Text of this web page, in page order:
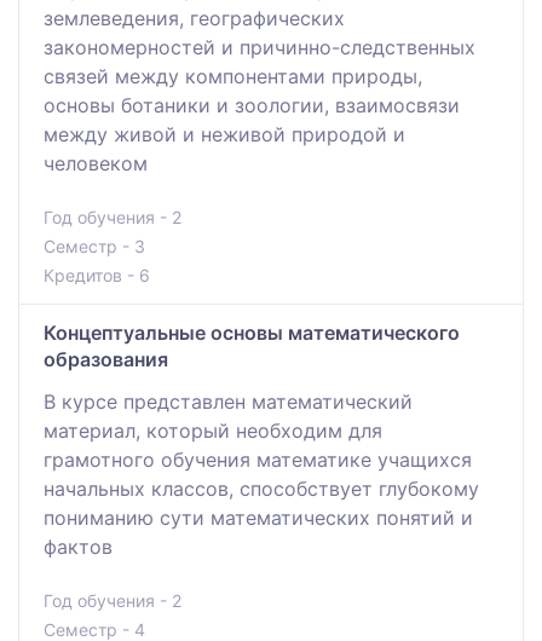
землеведения, географических
закономерностей и причинно-следственных
связей между компонентами природы,
основы ботаники и зоологии, взаимосвязи
между живой и неживой природой и
человеком
Год обучения - 2
Семестр - 3
Кредитов - 6
Концептуальные основы математического
образования
В курсе представлен математический
материал, который необходим для
грамотного обучения математике учащихся
начальных классов, способствует глубокому
пониманию сути математических понятий и
фактов
Год обучения - 2
Семестр - 4